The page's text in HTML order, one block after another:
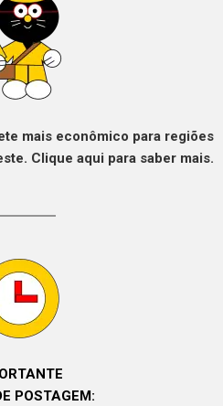
mais econômico para regiões
Clique aqui para saber mais.
POSTAGEM: